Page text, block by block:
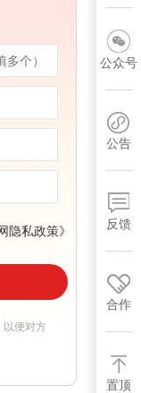
隐私政策》
以便对方
公众号
公告
反馈
合作
置顶